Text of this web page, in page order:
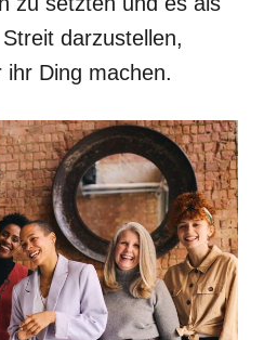
darzustellen,
Ding machen.